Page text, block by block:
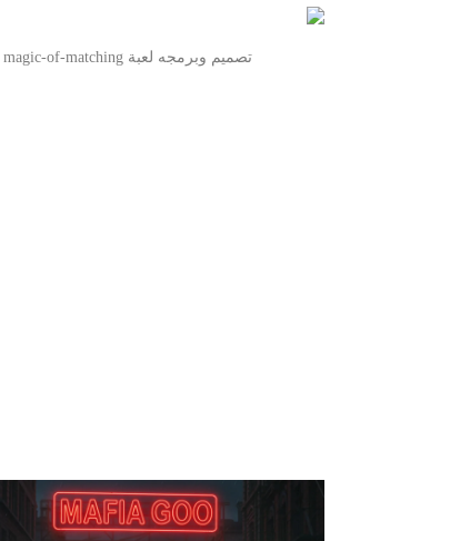
تصميم وبرمجه لعبة magic-of-matching